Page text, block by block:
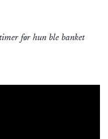
før hun ble banket